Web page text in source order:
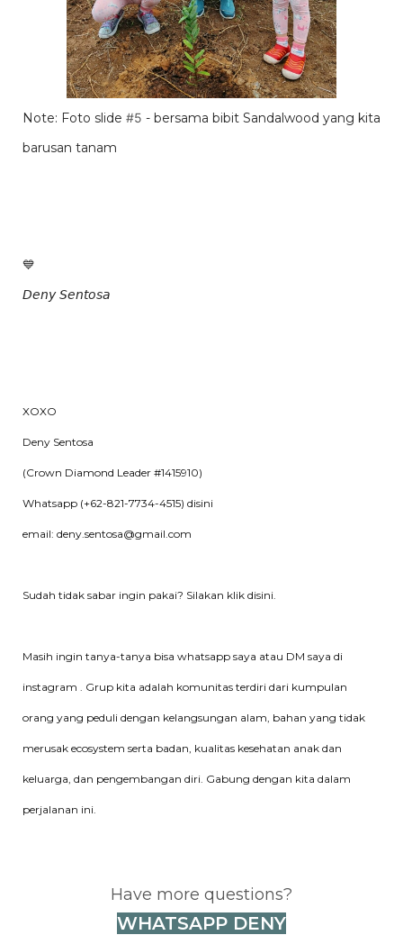
Note: Foto slide #5 - bersama bibit Sandalwood yang kita
barusan tanam
💙
𝘋𝘦𝘯𝘺 𝘚𝘦𝘯𝘵𝘰𝘴𝘢
XOXO
Deny Sentosa
(Crown Diamond Leader #1415910)
Whatsapp (+62-821-7734-4515) disini
email: deny.sentosa@gmail.com
Sudah tidak sabar ingin pakai? Silakan klik disini
Masih ingin tanya-tanya bisa whatsapp saya atau DM saya di
instagram . Grup kita adalah komunitas terdiri dari kumpulan
orang yang peduli dengan kelangsungan alam, bahan yang tidak
merusak ecosystem serta badan, kualitas kesehatan anak dan
keluarga, dan pengembangan diri. Gabung dengan kita dalam
perjalanan ini.
Have more questions?
WHATSAPP DENY